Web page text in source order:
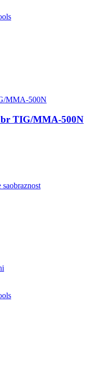
TIG/MMA-500N
saobraznost